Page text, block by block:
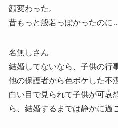
顔変わった。
昔もっと般若っぽかったのに
名無しさん
結婚してないなら、子供の行
他の保護者から色ボケした不
白い目で見られて子供が可哀
ら、結婚するまでは静かに過